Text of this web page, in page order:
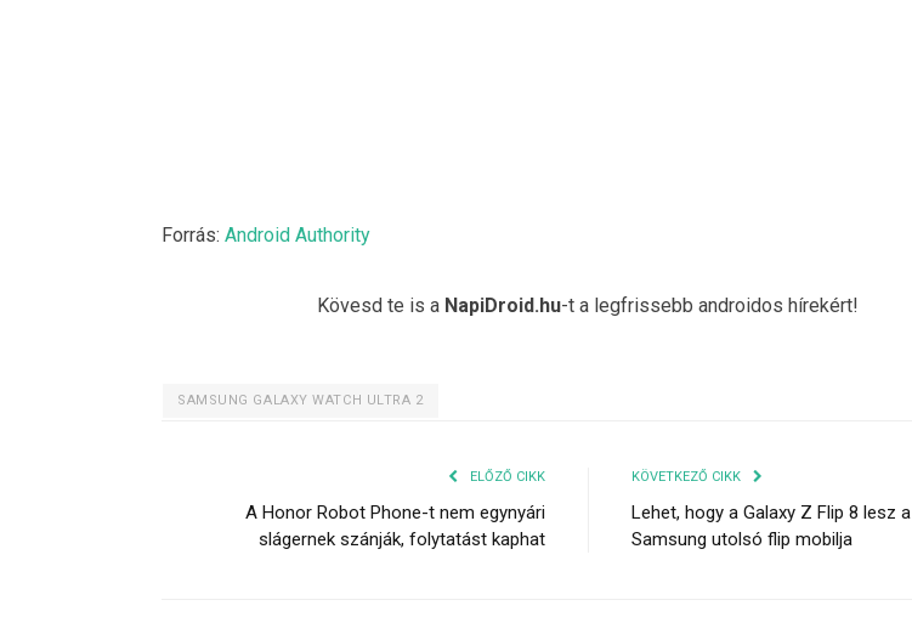
Forrás: Android Authority
Kövesd te is a NapiDroid.hu-t a legfrissebb androidos hírekért!
SAMSUNG GALAXY WATCH ULTRA 2
ELŐZŐ CIKK
A Honor Robot Phone-t nem egynyári
slágernek szánják, folytatást kaphat
KÖVETKEZŐ CIKK
Lehet, hogy a Galaxy Z Flip 8 lesz a
Samsung utolsó flip mobilja